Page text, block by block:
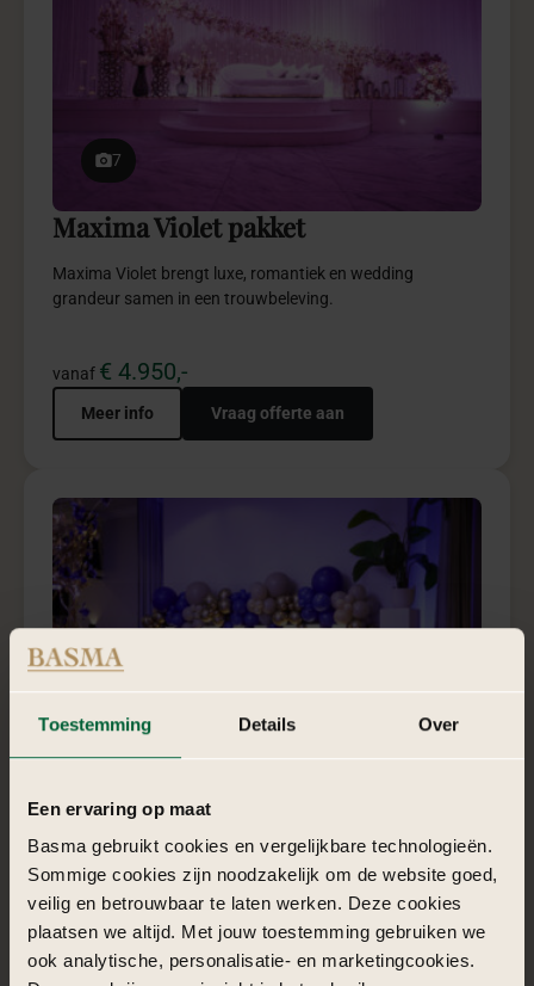
Toestemming Details Over
Een ervaring op maat
Basma gebruikt cookies en vergelijkbare technologieën.
Sommige cookies zijn noodzakelijk om de website goed,
veilig en betrouwbaar te laten werken. Deze cookies
plaatsen we altijd. Met jouw toestemming gebruiken we
ook analytische, personalisatie- en marketingcookies.
7
Maxima Violet pakket
Maxima Violet brengt luxe, romantiek en wedding
grandeur samen in een trouwbeleving.
vanaf € 4.950,-
Meer info Vraag offerte aan
5
Royal Blue pakket
Royal Blue combineert rust, luxe en warmte in een
elegante setting vol verfijning.
€ 1.950,-